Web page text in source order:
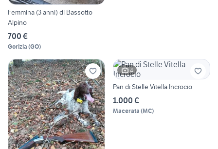
Femmina (3 anni) di Bassotto
Alpino
700 €
Gorizia (GO)
4
Pan di Stelle Vitella Incrocio
1.000 €
Macerata (MC)